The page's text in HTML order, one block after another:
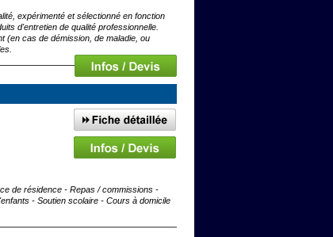
expérimenté et sélectionné en fonction
d'entretien de qualité professionnelle.
(en cas de démission, de maladie, ou
de résidence - Repas / commissions -
- Soutien scolaire - Cours à domicile